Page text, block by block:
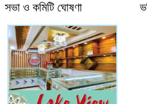
সভা ও কমিটি ঘোষণা